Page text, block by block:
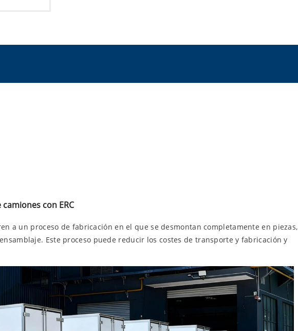
con ERC
a un proceso de fabricación en el que se desmontan completamente en piezas,
Este proceso puede reducir los costes de transporte y fabricación y